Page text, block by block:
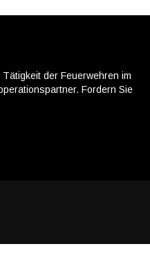
der Feuerwehren im
Fordern Sie